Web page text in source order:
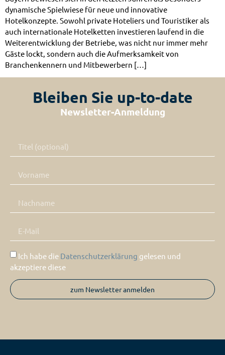
dynamische Spielwiese für neue und innovative
Hotelkonzepte. Sowohl private Hoteliers und Touristiker als
auch internationale Hotelketten investieren laufend in die
Weiterentwicklung der Betriebe, was nicht nur immer mehr
Gäste lockt, sondern auch die Aufmerksamkeit von
Branchenkennern und Mitbewerbern […]
Bleiben Sie up-to-date
Newsletter-Anmeldung
Ich habe die Datenschutzerklärung gelesen und
akzeptiere diese
zum Newsletter anmelden